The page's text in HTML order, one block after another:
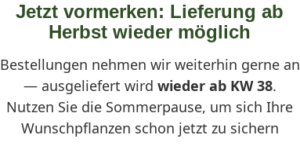
Blaugrüne Segge 'Blue Zinger'
Immergrün
Hellbraun
Sonnig-halbschattig
Jetzt vormerken: Lieferung ab
Herbst wieder möglich
Bestellungen nehmen wir weiterhin gerne an
— ausgeliefert wird wieder ab KW 38.
Nutzen Sie die Sommerpause, um sich Ihre
Wunschpflanzen schon jetzt zu sichern